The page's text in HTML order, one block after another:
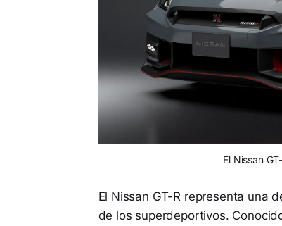
El Nissan
El Nissan GT-R representa una
de los superdeportivos.